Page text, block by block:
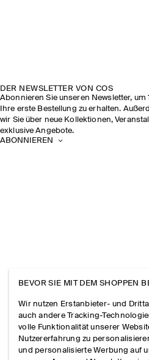
DER NEWSLETTER VON COS
Abonnieren Sie unseren Newsletter, um
Ihre erste Bestellung zu erhalten.
wir Sie über neue Kollektionen,
exklusive Angebote.
ABONNIEREN
BEVOR SIE MIT DEM SHOPPEN
Wir nutzen Erstanbieter- und
auch andere Tracking-
volle Funktionalität unserer
Nutzererfahrung zu
und personalisierte Werbung auf